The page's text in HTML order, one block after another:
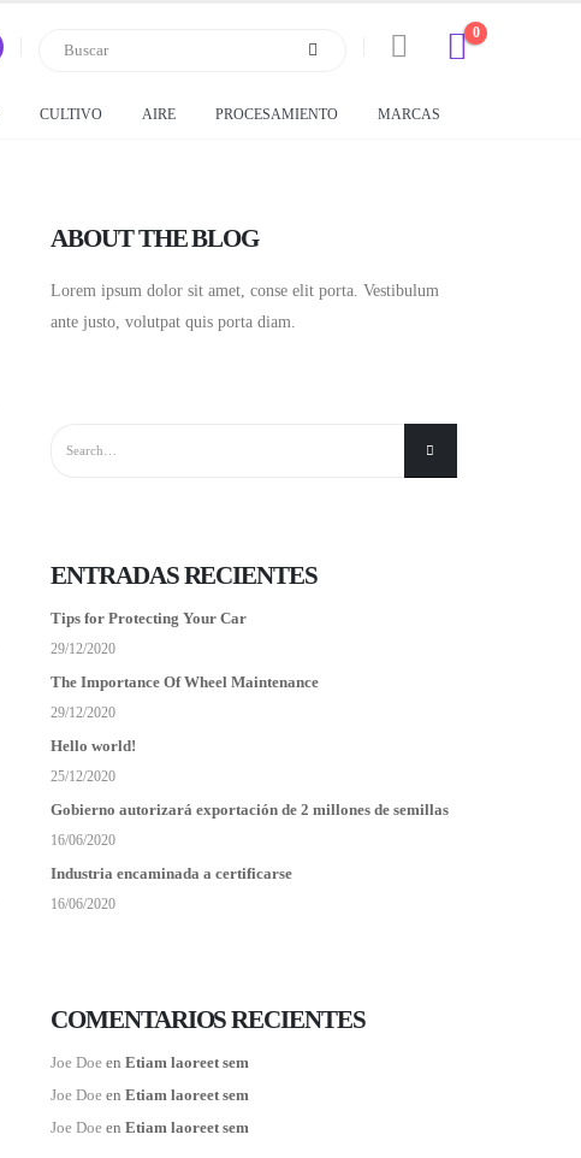
0
CULTIVO AIRE PROCESAMIENTO MARCAS
ABOUT THE BLOG
Lorem ipsum dolor sit amet, conse elit porta. Vestibulum
ante justo, volutpat quis porta diam.
ENTRADAS RECIENTES
Tips for Protecting Your Car
29/12/2020
The Importance Of Wheel Maintenance
29/12/2020
Hello world!
25/12/2020
Gobierno autorizará exportación de 2 millones de semillas
16/06/2020
Industria encaminada a certificarse
16/06/2020
COMENTARIOS RECIENTES
Joe Doe en Etiam laoreet sem
Joe Doe en Etiam laoreet sem
Joe Doe en Etiam laoreet sem